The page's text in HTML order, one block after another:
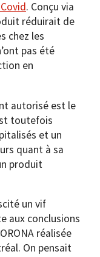
. Conçu via
réduirait de
chez les
pas été
en
autorisé est le
toutefois
et un
quant à sa
produit
un vif
aux conclusions
réalisée
On pensait